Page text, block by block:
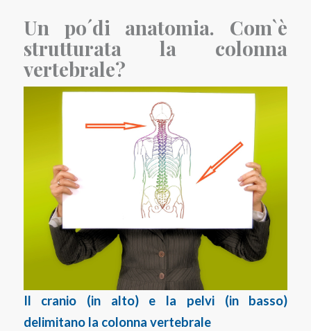
Un po´di anatomia. Com`è
strutturata la colonna
vertebrale?
Il cranio (in alto) e la pelvi (in basso)
delimitano la colonna vertebrale